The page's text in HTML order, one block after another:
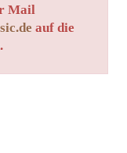
Mail
auf die